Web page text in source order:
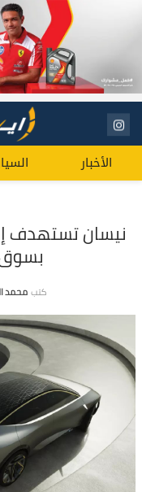
الأخبار
نيسان تستهدف
بسوق
كتبمحمد